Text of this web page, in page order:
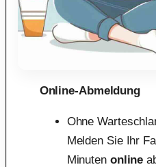
Online-Abmeldung
Ohne
Melden Sie Ihr
Minuten online